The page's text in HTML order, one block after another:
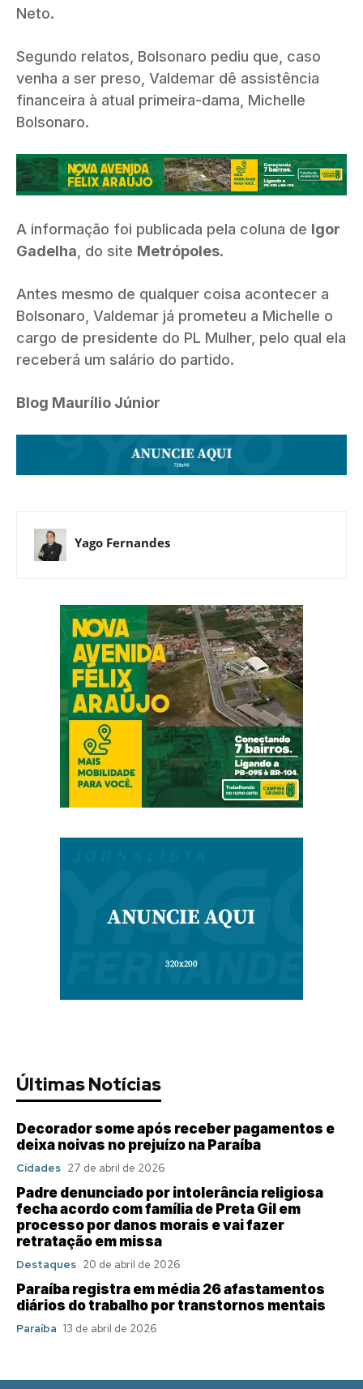
Neto.
Segundo relatos, Bolsonaro pediu que, caso
venha a ser preso, Valdemar dê assistência
financeira à atual primeira-dama, Michelle
Bolsonaro.
A informação foi publicada pela coluna de Igor
Gadelha , do site Metrópoles.
Antes mesmo de qualquer coisa acontecer a
Bolsonaro, Valdemar já prometeu a Michelle o
cargo de presidente do PL Mulher, pelo qual ela
receberá um salário do partido.
Blog Maurílio Júnior
Yago Fernandes
Últimas Notícias
Decorador some após receber pagamentos e
deixa noivas no prejuízo na Paraíba
Cidades 27 de abril de 2026
Padre denunciado por intolerância religiosa
fecha acordo com família de Preta Gil em
processo por danos morais e vai fazer
retratação em missa
Destaques 20 de abril de 2026
Paraíba registra em média 26 afastamentos
diários do trabalho por transtornos mentais
Paraíba 13 de abril de 2026